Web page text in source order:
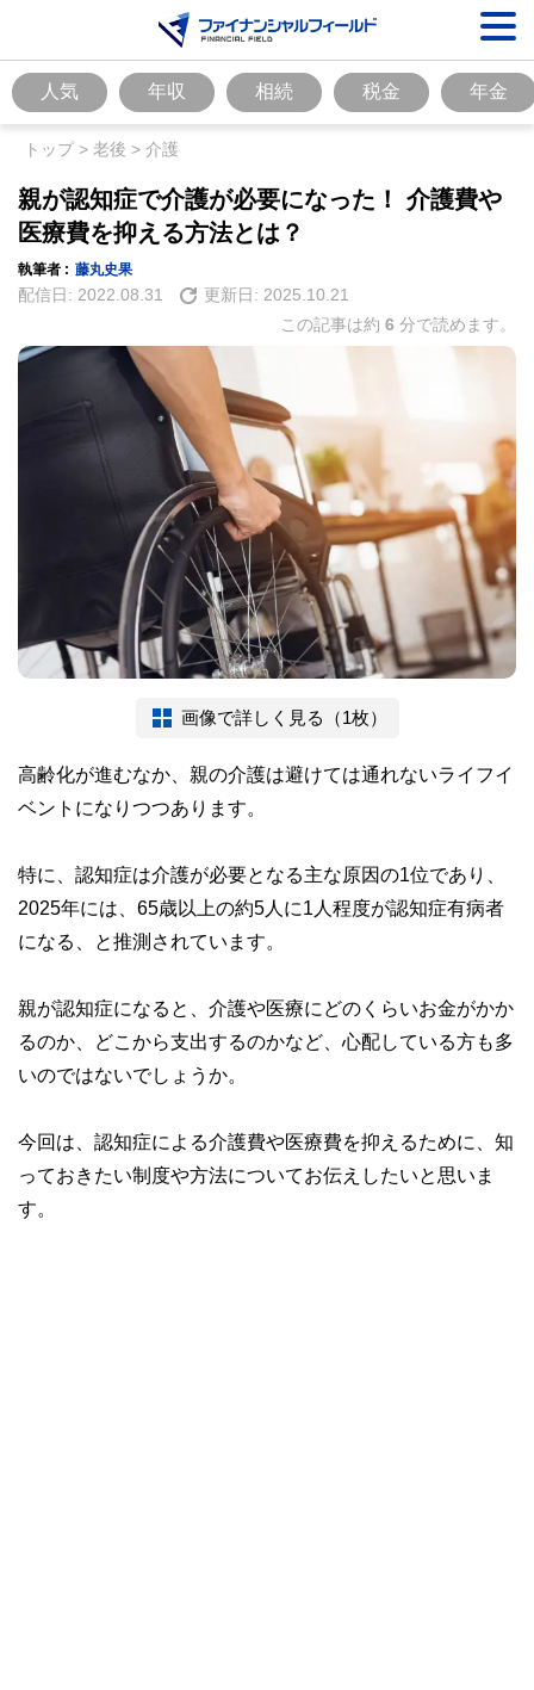
人気 年収 相続 税金 年金
トップ> 老後 > 介護
親が認知症で介護が必要になった！ 介護費や
医療費を抑える方法とは？
執筆者 : 藤丸史果
配信日: 2022.08.31 更新日: 2025.10.21
この記事は約 6 分で読めます。
画像で詳しく見る（1枚）
高齢化が進むなか、親の介護は避けては通れないライフイ
ベントになりつつあります。
特に、認知症は介護が必要となる主な原因の1位であり、
2025年には、65歳以上の約5人に1人程度が認知症有病者
になる、と推測されています。
親が認知症になると、介護や医療にどのくらいお金がかか
るのか、どこから支出するのかなど、心配している方も多
いのではないでしょうか。
今回は、認知症による介護費や医療費を抑えるために、知
っておきたい制度や方法についてお伝えしたいと思いま
す。